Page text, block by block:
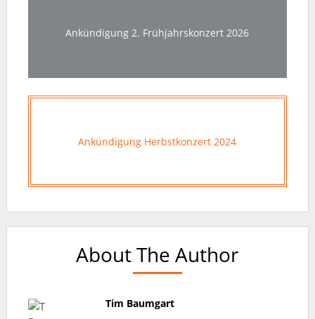
Ankündigung 2. Frühjahrskonzert 2026
Ankündigung Herbstkonzert 2024
About The Author
Tim Baumgart